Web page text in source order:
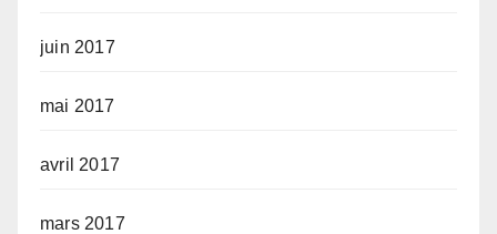
juin 2017
mai 2017
avril 2017
mars 2017